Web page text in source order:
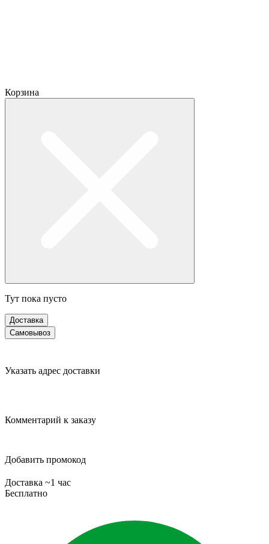
Корзина
Тут пока пусто
Доставка
Самовывоз
Указать адрес доставки
Комментарий к заказу
Добавить промокод
Доставка ~1 час
Бесплатно